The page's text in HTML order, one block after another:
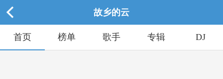
故乡的云
首页 榜单 歌手 专辑 DJ